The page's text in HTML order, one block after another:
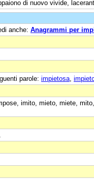
di nuovo vivide,
anche: Anagrammi per
parole: impietosa
imito, mieto, miete,